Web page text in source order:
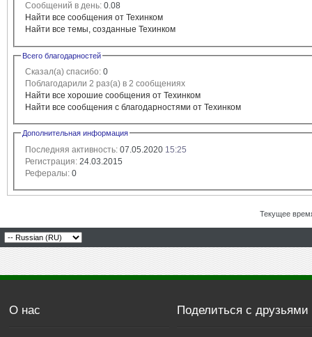
Сообщений в день: 0.08
Найти все сообщения от Техинком
Найти все темы, созданные Техинком
Всего благодарностей
Сказал(а) спасибо: 0
Поблагодарили 2 раз(а) в 2 сообщениях
Найти все хорошие сообщения от Техинком
Найти все сообщения с благодарностями от Техинком
Дополнительная информация
Последняя активность: 07.05.2020 15:25
Регистрация: 24.03.2015
Рефералы: 0
Текущее
О нас Поделиться с друзьями